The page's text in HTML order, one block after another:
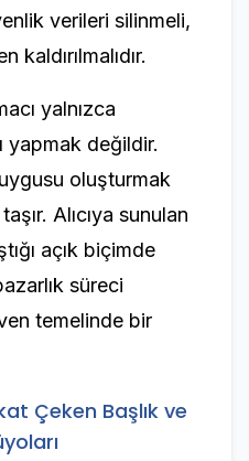
verileri silinmeli,
yalnızca
yapmak değildir.
oluşturmak
Alıcıya sunulan
açık biçimde
süreci
temelinde bir
Çeken Başlık ve